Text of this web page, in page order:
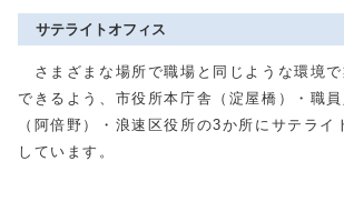
サテライトオフィス
さまざまな場所で職場と同じような環境
できるよう、市役所本庁舎（淀屋橋）・職
（阿倍野）・浪速区役所の3か所にサテライ
しています。